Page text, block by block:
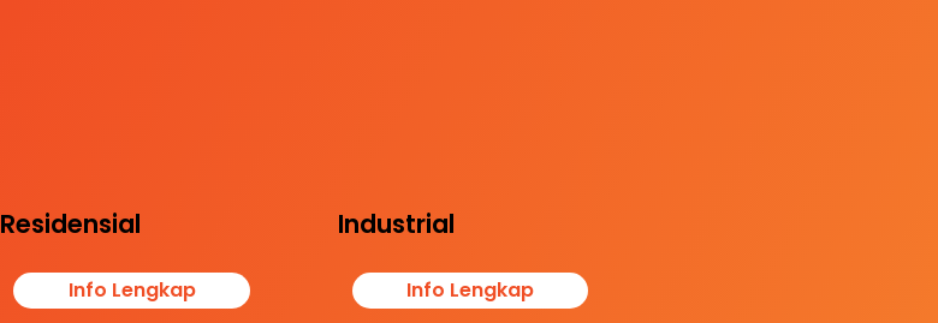
Residensial
tikus, dan serangga
Info Lengkap
Industrial
Info Lengkap